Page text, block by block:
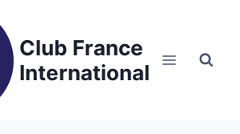
Club France
International